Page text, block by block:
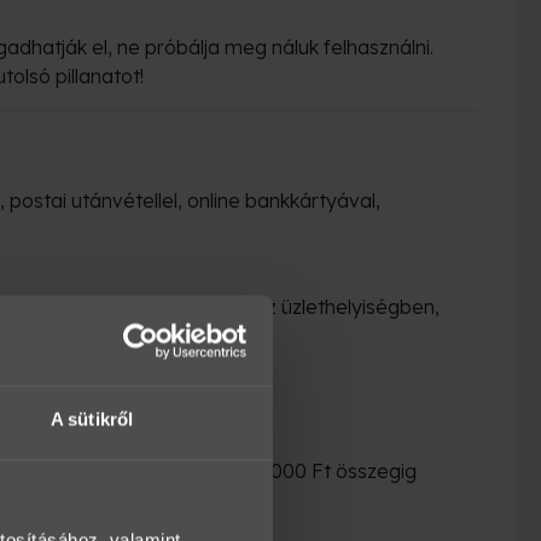
A sütikről
el, ne próbálja meg náluk felhasználni.
pillanatot!
utánvétellel, online bankkártyával,
annak ellenértékét az üzlethelyiségben,
rendezheti
fizetést maximum 500.000 Ft összegig